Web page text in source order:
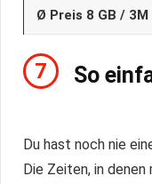
Ø Preis 8 GB / 3M
7 So
Du hast noch nie
Die Zeiten, in